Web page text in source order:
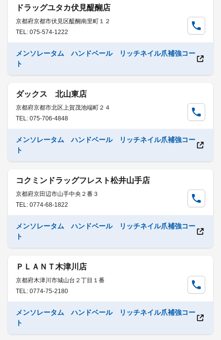
ドラッグユタカ伏見醍醐店
京都府京都市伏見区醍醐南里町１２
TEL: 075-574-1222
メンソレータム ハンドベール リッチネイル爪補強コー
ト
ダックス 北山東店
京都府京都市北区上賀茂池端町２４
TEL: 075-706-4848
メンソレータム ハンドベール リッチネイル爪補強コー
ト
コクミンドラッグフレスト松井山手店
京都府京田辺市山手中央２番３
TEL: 0774-68-1822
メンソレータム ハンドベール リッチネイル爪補強コー
ト
ＰＬＡＮＴ木津川店
京都府木津川市城山台２丁目１番
TEL: 0774-75-2180
メンソレータム ハンドベール リッチネイル爪補強コー
ト